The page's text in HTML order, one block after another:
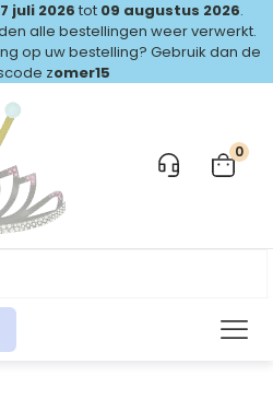
juli 2026 tot 09 augustus 2026.
alle bestellingen weer verwerkt.
op uw bestelling? Gebruik dan de
zomer15
0